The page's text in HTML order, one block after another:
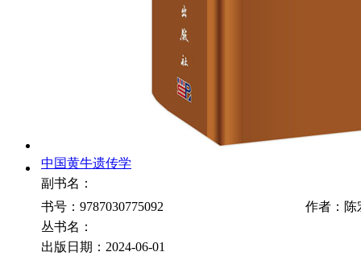
中国黄牛遗传学
副书名：
书号：9787030775092
作者：陈
丛书名：
出版日期：2024-06-01